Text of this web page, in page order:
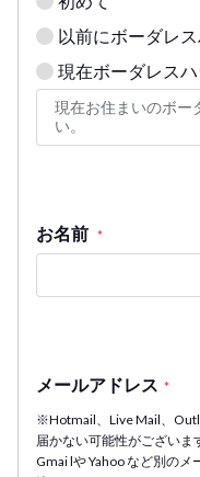
以前にボーダレ
現在ボーダレス
お名前 *
メールアドレス *
※Hotmail、Live Mail、
届かない可能性がございま
Gmai lや Yahoo など別の